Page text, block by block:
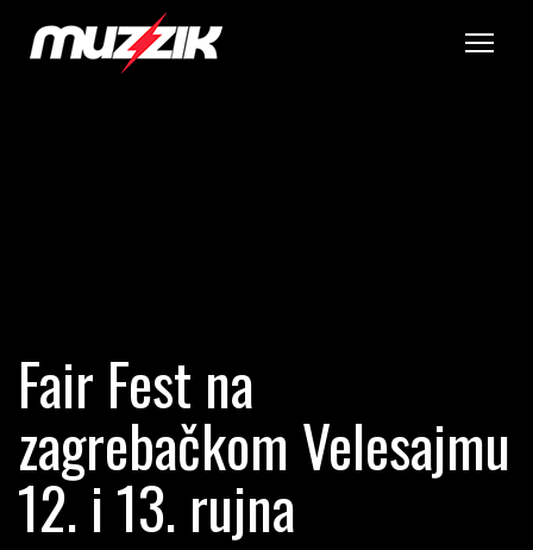
Fair Fest na
zagrebačkom Velesajmu
12. i 13. rujna